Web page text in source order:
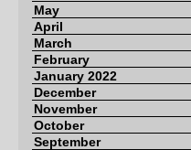
May
April
March
February
January 2022
December
November
October
September